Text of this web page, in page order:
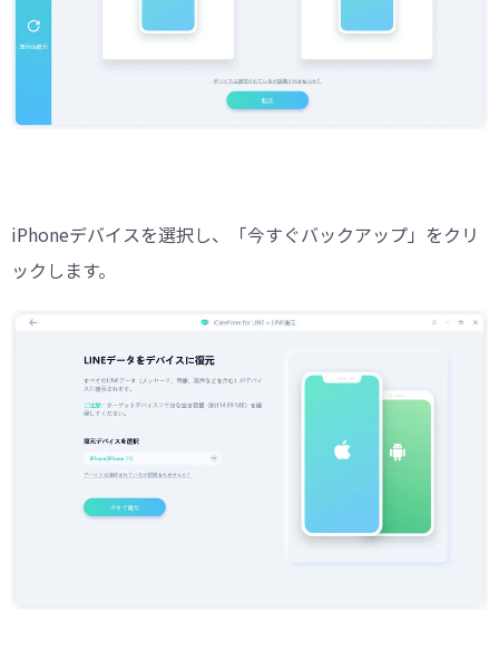
iPhoneデバイスを選択し、「今すぐバックアップ」をクリ
ックします。